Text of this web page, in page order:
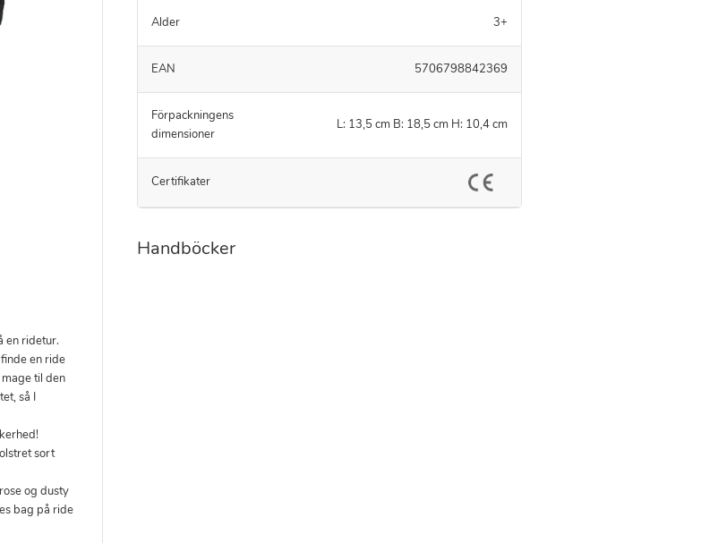
en ridetur.
en ride
til den
så I
sort
og dusty
bag på ride
Alder 3+
EAN 5706798842369
Förpackningens
dimensioner
L: 13,5 cm B: 18,5 cm H: 10,4 cm
Certifikater
Handböcker